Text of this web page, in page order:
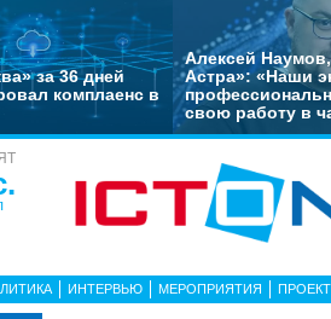
за 36 дней
комплаенс в
Алексей
Астра»: «Наши
свою работу в
ИНТЕРВЬЮ МЕРОПРИЯТИЯ